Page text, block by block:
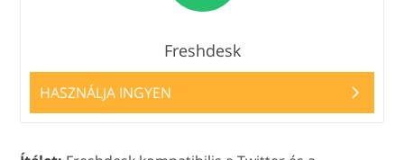
Freshdesk
HASZNÁLJA INGYEN